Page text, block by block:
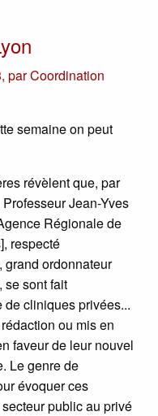
, parCoordination
semaine on peut
révèlent que, par
Jean-Yves
Régionale de
respecté
ordonnateur
se sont fait
cliniques privées...
ou mis en
faveur de leur nouvel
Le genre de
évoquer ces
public au privé